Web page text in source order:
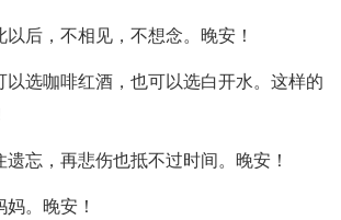
后，不相见，不想念。晚安！
选咖啡红酒，也可以选白开水。这样的
忘，再悲伤也抵不过时间。晚安！
。晚安！